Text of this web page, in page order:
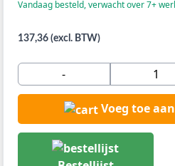
Vandaag besteld, verwacht over 7+
137,36 (excl. BTW)
-
Voeg toe